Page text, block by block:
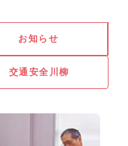
お知らせ
交通安全川柳